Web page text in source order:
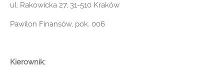
ul. Rakowicka 27, 31-510 Kraków
Pawilon Finansów, pok. 006
Kierownik: